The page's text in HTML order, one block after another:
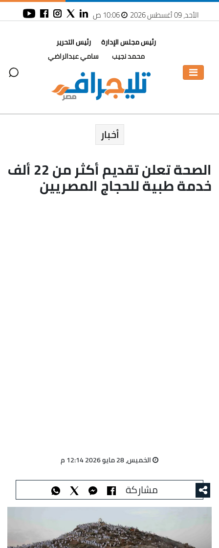
الأحد، 09 أغسطس 2026 10:06 ص
رئيس مجلس الإدارة
محمد نجيب
رئيس التحرير
سامي عبدالراضي
أخبار
الصحة تعلن تقديم أكثر من 22 ألف
خدمة طبية للحجاج المصريين
الخميس، 28 مايو 2026 12:14 م
مشاركة